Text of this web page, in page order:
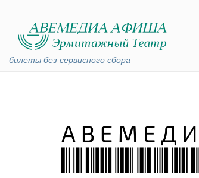
билеты без сервисного сбора